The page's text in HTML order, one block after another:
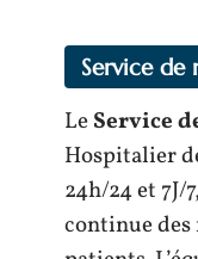
Service de
LeService
Hospitalier
24h/24 et
continue